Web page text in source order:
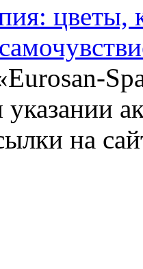
цветы,
на